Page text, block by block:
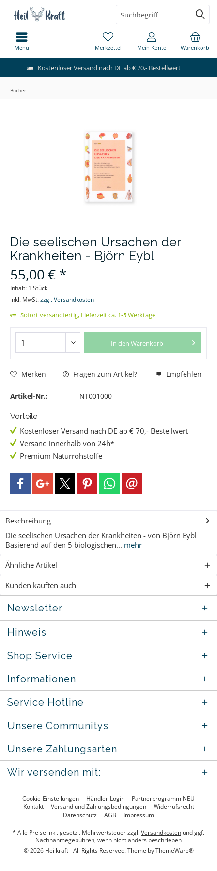
Kostenloser Versand nach DE ab € 70,- Bestellwert
Menü Warenkorb
Merkzettel Mein Konto
Bücher
Die seelischen Ursachen der
Krankheiten - Björn Eybl
55,00 € *
Inhalt: 1 Stück
inkl. MwSt.zzgl. Versandkosten
Sofort versandfertig, Lieferzeit ca. 1-5 Werktage
In den Warenkorb
Merken Fragen zum Artikel? Empfehlen
Artikel-Nr.: NT001000
Vorteile
Kostenloser Versand nach DE ab € 70,- Bestellwert
Versand innerhalb von 24h*
Premium Naturrohstoffe
Beschreibung
Die seelischen Ursachen der Krankheiten - von Björn Eybl
Basierend auf den 5 biologischen... mehr
Ähnliche Artikel
Kunden kauften auch
Newsletter
Hinweis
Shop Service
Informationen
Service Hotline
Unsere Communitys
Unsere Zahlungsarten
Wir versenden mit:
Cookie-Einstellungen Händler-Login
Partnerprogramm NEU
Kontakt
Versand und Zahlungsbedingungen
Widerrufsrecht
Datenschutz
AGB Impressum
* Alle Preise inkl. gesetzl. Mehrwertsteuer zzgl.Versandkosten und ggf.
Nachnahmegebühren, wenn nicht anders beschrieben
© 2026 Heilkraft - All Rights Reserved. Theme byThemeWare®